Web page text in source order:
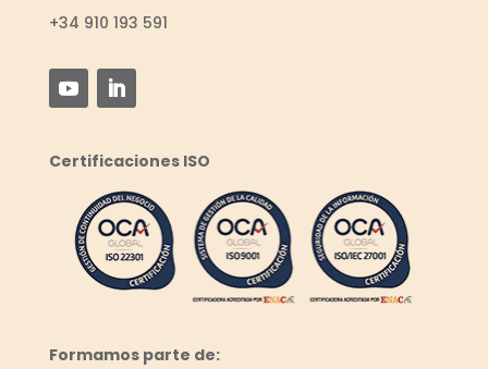
+34 910 193 591
Certificaciones ISO
Formamos parte de: